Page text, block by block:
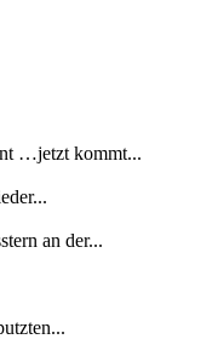
…jetzt kommt...
an der...